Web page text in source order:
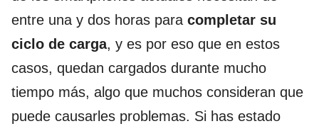
entre una y dos horas para completar su
ciclo de carga, y es por eso que en estos
casos, quedan cargados durante mucho
tiempo más, algo que muchos consideran que
puede causarles problemas. Si has estado